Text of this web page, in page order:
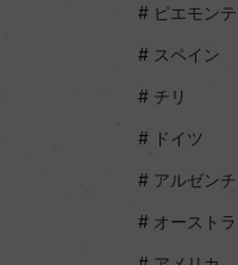
ピエモンテ
スペイン
チリ
ドイツ
アルゼン
オースト